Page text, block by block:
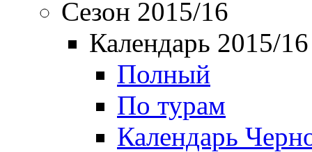
Сезон 2015/16
Календарь 2015/16
Полный
По турам
Календарь